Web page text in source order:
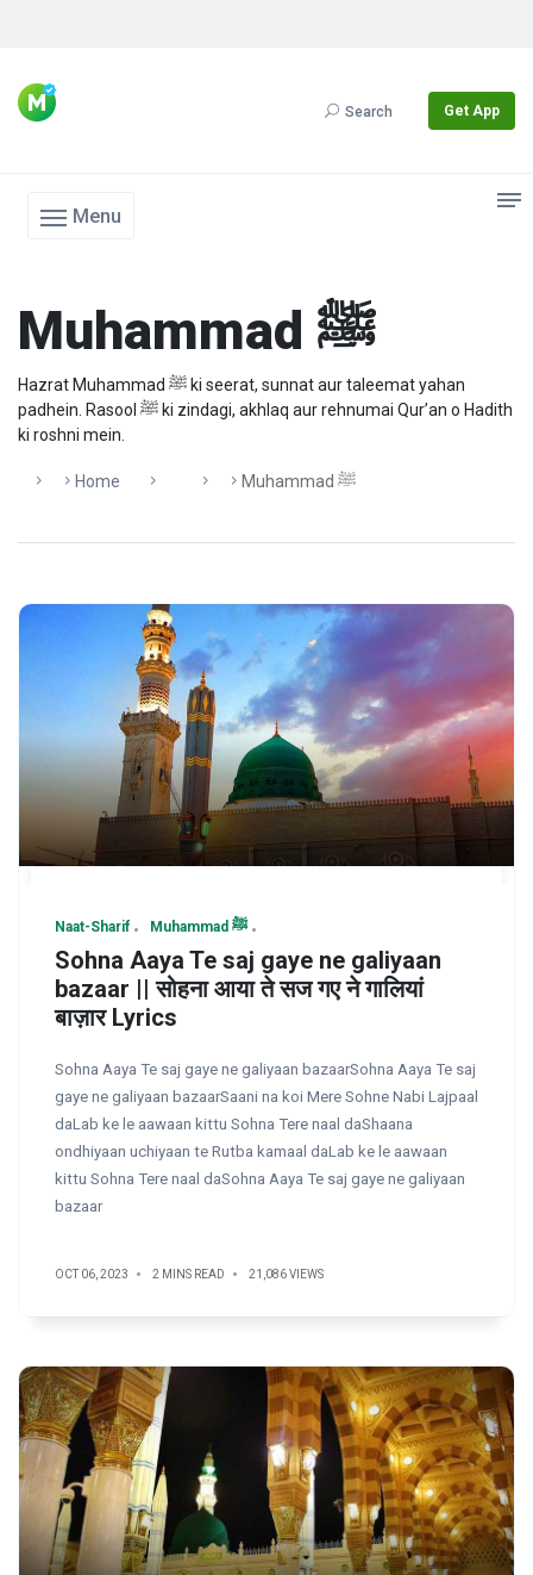
Search Get App
Menu
Muhammad ﷺ
Hazrat Muhammad ﷺ ki seerat, sunnat aur taleemat yahan
padhein. Rasool ﷺ ki zindagi, akhlaq aur rehnumai Qur’an o Hadith
ki roshni mein.
Home Muhammad ﷺ
Naat-Sharif Muhammad ﷺ
Sohna Aaya Te saj gaye ne galiyaan
bazaar || सोहना आया ते सज गए ने गालियां
बाज़ार Lyrics
Sohna Aaya Te saj gaye ne galiyaan bazaarSohna Aaya Te saj
gaye ne galiyaan bazaarSaani na koi Mere Sohne Nabi Lajpaal
daLab ke le aawaan kittu Sohna Tere naal daShaana
ondhiyaan uchiyaan te Rutba kamaal daLab ke le aawaan
kittu Sohna Tere naal daSohna Aaya Te saj gaye ne galiyaan
bazaar
OCT 06, 2023 2 MINS READ 21,086 VIEWS